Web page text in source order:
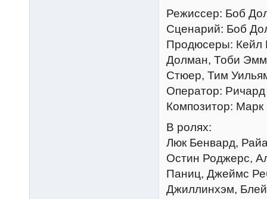
Режиссер: Боб
Сценарий: Боб
Продюсеры: Кейл
Долман, Тоби
Стюер, Тим
Оператор: Ричард
Композитор:
В ролях:
Люк Бенвард,
Остин Роджерс,
Паниц, Джеймс
Джиллинхэм,